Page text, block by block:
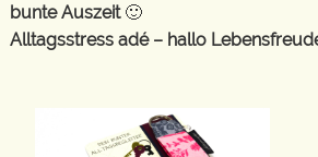
bunte Auszeit🙂
Alltagsstress adé – hallo